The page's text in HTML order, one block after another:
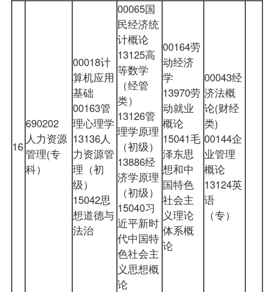
16
690202
人力资源
管理(专
科）
00018计
算机应用
基础
00163管
理心理学
13136人
力资源管
理（初
级）
15042思
想道德与
法治
00065国
民经济统
计概论
13125高
等数学
（经管
类）
13126管
理学原理
（初级）
13886经
济学原理
（初级）
15040习
近平新时
代中国特
色社会主
义思想概
论
00164劳
动经济
学
13970劳
动就业
概论
15041毛
泽东思
想和中
国特色
社会主
义理论
体系概
论
00043经
济法概
论(财经
类)
00144企
业管理
概论
13124英
语
（专）